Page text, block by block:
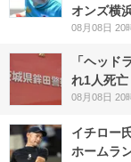
オンズ横浜
08月08日 20
「ヘッド
れ1人死
08月08日 20
イチロー
ホームラ